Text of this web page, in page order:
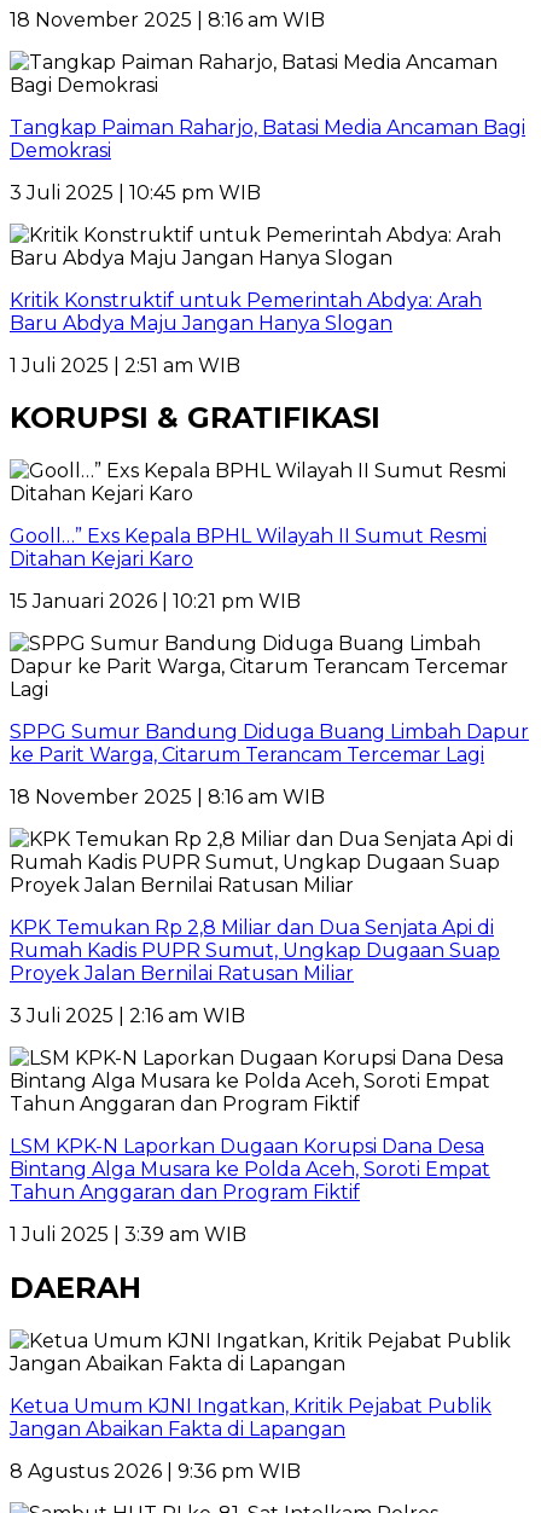
18 November 2025 | 8:16 am WIB
Tangkap Paiman Raharjo, Batasi Media Ancaman Bagi
Demokrasi
3 Juli 2025 | 10:45 pm WIB
Kritik Konstruktif untuk Pemerintah Abdya: Arah
Baru Abdya Maju Jangan Hanya Slogan
1 Juli 2025 | 2:51 am WIB
KORUPSI & GRATIFIKASI
Gooll…” Exs Kepala BPHL Wilayah II Sumut Resmi
Ditahan Kejari Karo
15 Januari 2026 | 10:21 pm WIB
SPPG Sumur Bandung Diduga Buang Limbah Dapur
ke Parit Warga, Citarum Terancam Tercemar Lagi
18 November 2025 | 8:16 am WIB
KPK Temukan Rp 2,8 Miliar dan Dua Senjata Api di
Rumah Kadis PUPR Sumut, Ungkap Dugaan Suap
Proyek Jalan Bernilai Ratusan Miliar
3 Juli 2025 | 2:16 am WIB
LSM KPK-N Laporkan Dugaan Korupsi Dana Desa
Bintang Alga Musara ke Polda Aceh, Soroti Empat
Tahun Anggaran dan Program Fiktif
1 Juli 2025 | 3:39 am WIB
DAERAH
Ketua Umum KJNI Ingatkan, Kritik Pejabat Publik
Jangan Abaikan Fakta di Lapangan
8 Agustus 2026 | 9:36 pm WIB